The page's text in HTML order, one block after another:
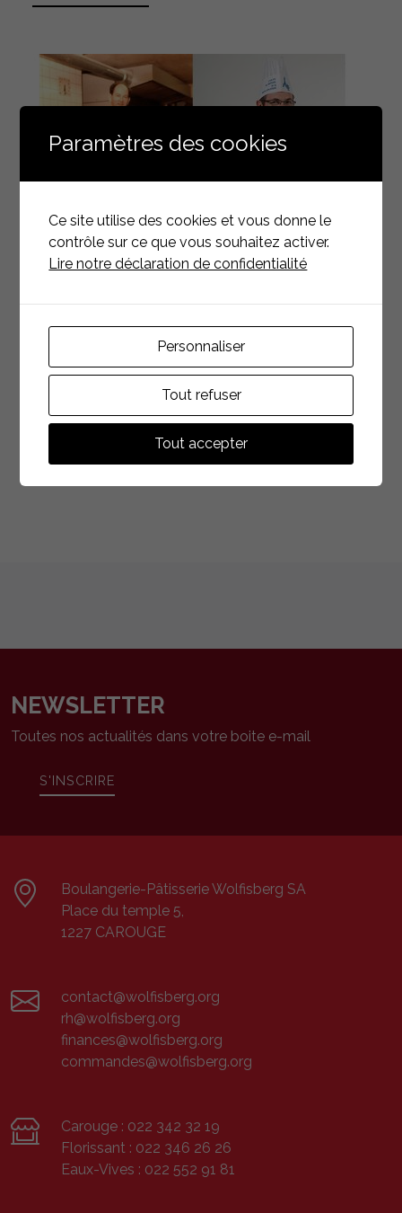
Franz Wolfisberg père, après de nombreux
apprentissages à l’étranger (Copenhague, Londres,
Paris) s’installe à Carouge, en reprenant la
boulangerie Thibaud,...
NEWSLETTER
Toutes nos actualités dans votre boite e-mail
S'INSCRIRE
Boulangerie-Pâtisserie Wolfisberg SA
Place du temple 5,
1227 CAROUGE
contact@wolfisberg.org
rh@wolfisberg.org
finances@wolfisberg.org
commandes@wolfisberg.org
Carouge : 022 342 32 19
Florissant : 022 346 26 26
Eaux-Vives : 022 552 91 81
Paramètres des cookies
Ce site utilise des cookies et vous donne le
contrôle sur ce que vous souhaitez activer.
Lire notre déclaration de confidentialité
Personnaliser
Tout refuser
Tout accepter